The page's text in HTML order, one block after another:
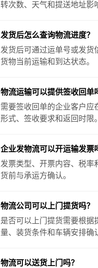
转次数、天气和提送地址影
发货后怎么查询物流进度？
发货后可通过运单号或发货
货物当前运输和到达状态。
物流运输可以提供签收回单
需要签收回单的企业客户应
形式、签收要求和返回时限。
企业发物流可以开运输发票
发票类型、开票内容、税率
货前与承运方确认。
物流公司可以上门提货吗？
是否可以上门提货需要根据
量、装货条件和车辆安排确
物流可以送货上门吗？